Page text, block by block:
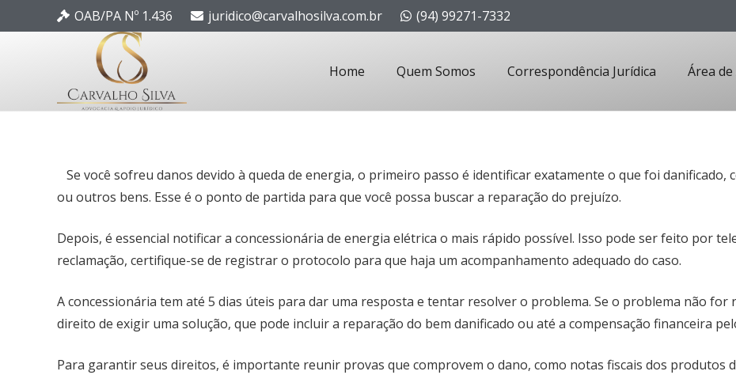
OAB/PA Nº 1.436 juridico@carvalhosilva.com.br (94) 99271-7332
Home Quem Somos Correspondência Jurídica Área
Se você sofreu danos devido à queda de energia, o primeiro passo é identificar exatamente o que foi
ou outros bens. Esse é o ponto de partida para que você possa buscar a reparação do prejuízo.
Depois, é essencial notificar a concessionária de energia elétrica o mais rápido possível. Isso pode ser feito por
reclamação, certifique-se de registrar o protocolo para que haja um acompanhamento adequado do caso.
A concessionária tem até 5 dias úteis para dar uma resposta e tentar resolver o problema. Se o problema não for
direito de exigir uma solução, que pode incluir a reparação do bem danificado ou até a compensação financeira
Para garantir seus direitos, é importante reunir provas que comprovem o dano, como notas fiscais dos produtos